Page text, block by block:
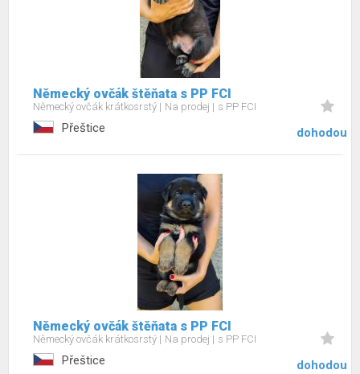
Německý ovčák štěňata s PP FCI
Německý ovčák krátkosrstý Na prodej s PP FCI
Přeštice dohodou
Německý ovčák štěňata s PP FCI
Německý ovčák krátkosrstý Na prodej s PP FCI
Přeštice dohodou